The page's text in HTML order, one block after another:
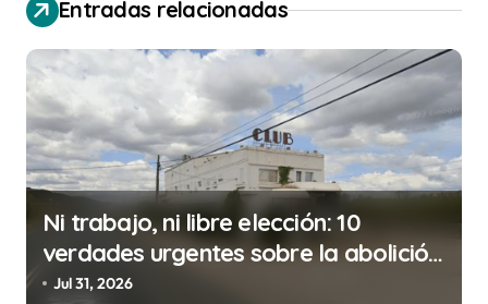
a
c
i
ó
n
e
Entradas relacionadas
Ni trabajo, ni libre elección: 10
verdades urgentes sobre la abolición
de la prostitución
Jul 31, 2026